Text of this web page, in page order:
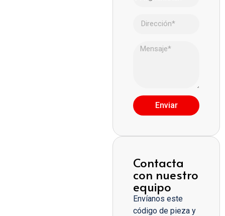
Enviar
Contacta
con nuestro
equipo
Envíanos este
código de pieza y